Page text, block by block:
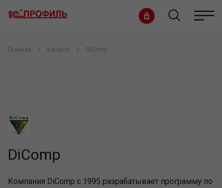
Главная Каталог DiComp
DiComp
Компания DiComp с 1995 разрабатывает программу по